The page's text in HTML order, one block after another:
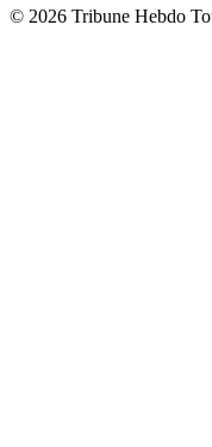
© 2026 Tribune Hebdo